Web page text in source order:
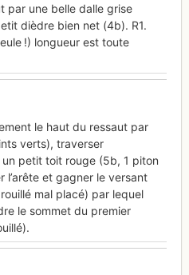
par une belle dalle grise
dièdre bien net (4b). R1.
!) longueur est toute
le haut du ressaut par
verts), traverser
petit toit rouge (5b, 1 piton
et gagner le versant
mal placé) par lequel
le sommet du premier